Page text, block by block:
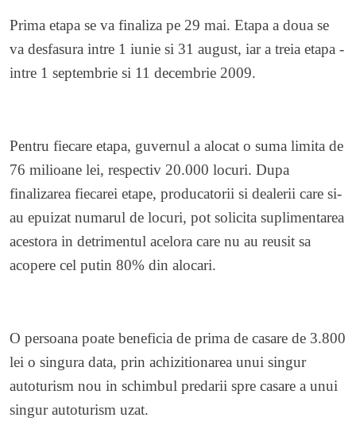
Prima etapa se va finaliza pe 29 mai. Etapa a doua se
va desfasura intre 1 iunie si 31 august, iar a treia etapa -
intre 1 septembrie si 11 decembrie 2009.
Pentru fiecare etapa, guvernul a alocat o suma limita de
76 milioane lei, respectiv 20.000 locuri. Dupa
finalizarea fiecarei etape, producatorii si dealerii care si-
au epuizat numarul de locuri, pot solicita suplimentarea
acestora in detrimentul acelora care nu au reusit sa
acopere cel putin 80% din alocari.
O persoana poate beneficia de prima de casare de 3.800
lei o singura data, prin achizitionarea unui singur
autoturism nou in schimbul predarii spre casare a unui
singur autoturism uzat.